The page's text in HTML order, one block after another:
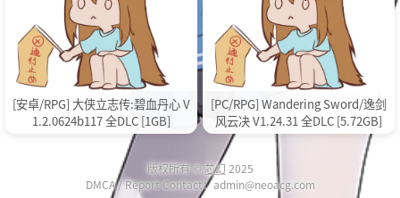
[安卓/RPG] 大侠立志传:碧血丹心 V
1.2.0624b117 全DLC [1GB]
[PC/RPG] Wandering Sword/逸剑
风云决 V1.24.31 全DLC [5.72GB]
版权所有 ©芯幻 2025
DMCA / Report Contact：admin@neoacg.com